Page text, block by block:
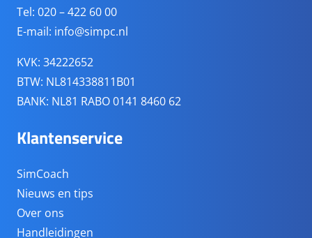
Tel: 020 – 422 60 00
E-mail: info@simpc.nl
KVK: 34222652
BTW: NL814338811B01
BANK: NL81 RABO 0141 8460 62
Klantenservice
SimCoach
Nieuws en tips
Over ons
Handleidingen